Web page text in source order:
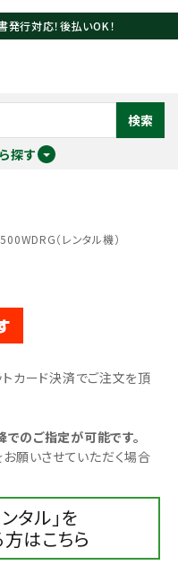
発行対応！後払いOK！
検索
探す
（レンタル機）
トカード決済でご注文を頂
でのご指定が可能です。
願いさせていただく場合
タル」を
はこちら